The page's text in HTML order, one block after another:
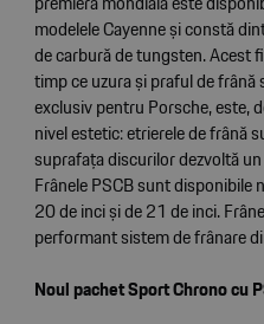
modelele Cayenne și constă
de carbură de tungsten. Acest
timp ce uzura și praful de frână
exclusiv pentru Porsche, este,
nivel estetic: etrierele de frână
suprafața discurilor dezvoltă
Frânele PSCB sunt disponibile
20 de inci și de 21 de inci.
performant sistem de frânare
Noul pachet Sport Chrono cu